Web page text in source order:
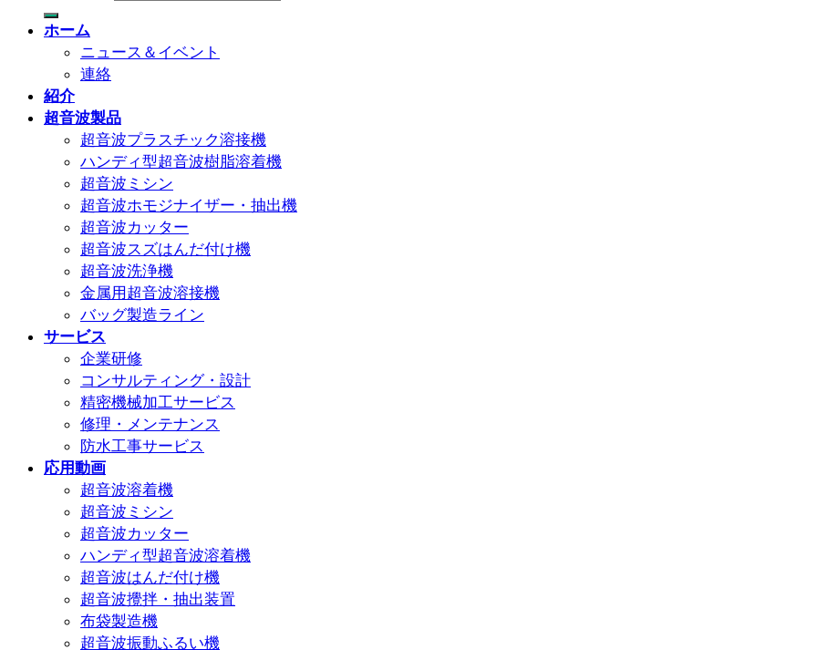
ホーム
ニュース＆イベント
連絡
紹介
超音波製品
超音波プラスチック溶接機
ハンディ型超音波樹脂溶着機
超音波ミシン
超音波ホモジナイザー・抽出機
超音波カッター
超音波スズはんだ付け機
超音波洗浄機
金属用超音波溶接機
バッグ製造ライン
サービス
企業研修
コンサルティング・設計
精密機械加工サービス
修理・メンテナンス
防水工事サービス
応用動画
超音波溶着機
超音波ミシン
超音波カッター
ハンディ型超音波溶着機
超音波はんだ付け機
超音波攪拌・抽出装置
布袋製造機
超音波振動ふるい機